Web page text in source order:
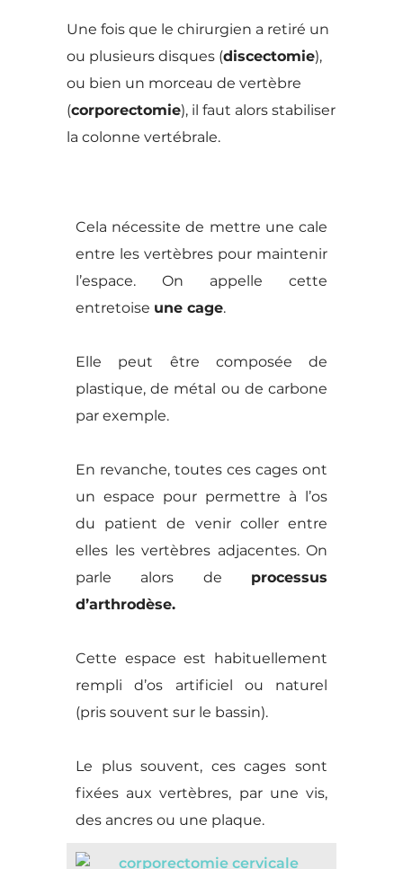
Une fois que le chirurgien a retiré un
ou plusieurs disques (discectomie),
ou bien un morceau de vertèbre
(corporectomie), il faut alors stabiliser
la colonne vertébrale.
Cela nécessite de mettre une cale
entre les vertèbres pour maintenir
l’espace. On appelle cette
entretoise une cage.
Elle peut être composée de
plastique, de métal ou de carbone
par exemple.
En revanche, toutes ces cages ont
un espace pour permettre à l’os
du patient de venir coller entre
elles les vertèbres adjacentes. On
parle alors de processus
d’arthrodèse.
Cette espace est habituellement
rempli d’os artificiel ou naturel
(pris souvent sur le bassin).
Le plus souvent, ces cages sont
fixées aux vertèbres, par une vis,
des ancres ou une plaque.